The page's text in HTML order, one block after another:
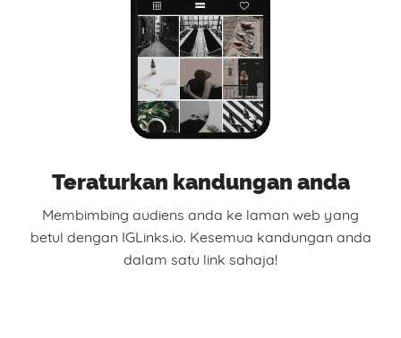
Teraturkan kandungan anda
Membimbing audiens anda ke laman web yang
betul dengan IGLinks.io. Kesemua kandungan anda
dalam satu link sahaja!